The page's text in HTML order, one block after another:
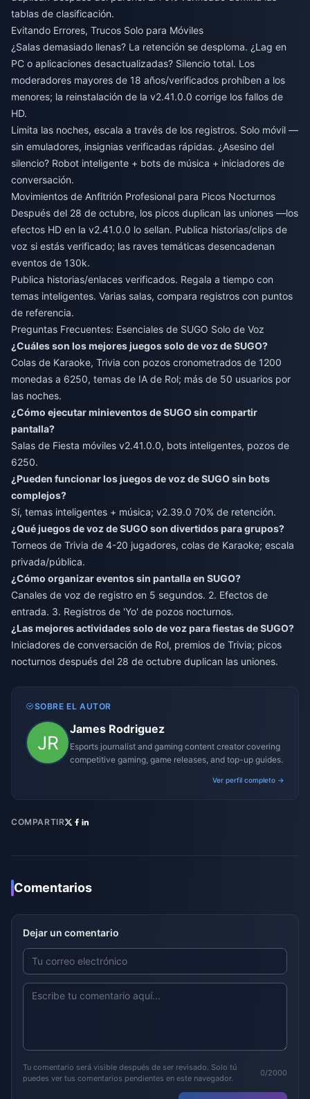
tablas de clasificación.
Evitando Errores, Trucos Solo para Móviles
¿Salas demasiado llenas? La retención se desploma. ¿Lag en
PC o aplicaciones desactualizadas? Silencio total. Los
moderadores mayores de 18 años/verificados prohíben a los
menores; la reinstalación de la v2.41.0.0 corrige los fallos de
HD.
Limita las noches, escala a través de los registros. Solo móvil —
sin emuladores, insignias verificadas rápidas. ¿Asesino del
silencio? Robot inteligente + bots de música + iniciadores de
conversación.
Movimientos de Anfitrión Profesional para Picos Nocturnos
Después del 28 de octubre, los picos duplican las uniones —los
efectos HD en la v2.41.0.0 lo sellan. Publica historias/clips de
voz si estás verificado; las raves temáticas desencadenan
eventos de 130k.
Publica historias/enlaces verificados. Regala a tiempo con
temas inteligentes. Varias salas, compara registros con puntos
de referencia.
Preguntas Frecuentes: Esenciales de SUGO Solo de Voz
¿Cuáles son los mejores juegos solo de voz de SUGO?
Colas de Karaoke, Trivia con pozos cronometrados de 1200
monedas a 6250, temas de IA de Rol; más de 50 usuarios por
las noches.
¿Cómo ejecutar minieventos de SUGO sin compartir
pantalla?
Salas de Fiesta móviles v2.41.0.0, bots inteligentes, pozos de
6250.
¿Pueden funcionar los juegos de voz de SUGO sin bots
complejos?
Sí, temas inteligentes + música; v2.39.0 70% de retención.
¿Qué juegos de voz de SUGO son divertidos para grupos?
Torneos de Trivia de 4-20 jugadores, colas de Karaoke; escala
privada/pública.
¿Cómo organizar eventos sin pantalla en SUGO?
Canales de voz de registro en 5 segundos. 2. Efectos de
entrada. 3. Registros de 'Yo' de pozos nocturnos.
¿Las mejores actividades solo de voz para fiestas de SUGO?
Iniciadores de conversación de Rol, premios de Trivia; picos
nocturnos después del 28 de octubre duplican las uniones.
SOBRE EL AUTOR
James Rodriguez
Esports journalist and gaming content creator covering
competitive gaming, game releases, and top-up guides.
Ver perfil completo →
COMPARTIR
Comentarios
Dejar un comentario
Tu comentario será visible después de ser revisado. Solo tú
puedes ver tus comentarios pendientes en este navegador.
0/2000